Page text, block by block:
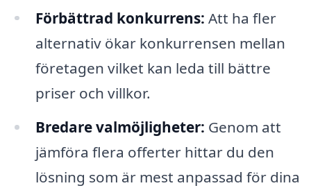
Förbättrad konkurrens: Att ha fler
alternativ ökar konkurrensen mellan
företagen vilket kan leda till bättre
priser och villkor.
Bredare valmöjligheter: Genom att
jämföra flera offerter hittar du den
lösning som är mest anpassad för dina